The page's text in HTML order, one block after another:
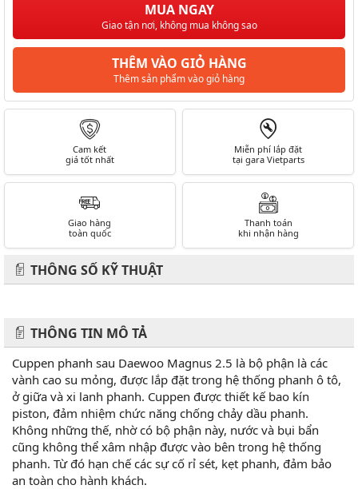
MUA NGAY
Giao tận nơi, không mua không sao
THÊM VÀO GIỎ HÀNG
Thêm sản phẩm vào giỏ hàng
Cam kết
giá tốt nhất
Miễn phí lắp đặt
tại gara Vietparts
Giao hàng
toàn quốc
Thanh toán
khi nhận hàng
THÔNG SỐ KỸ THUẬT
THÔNG TIN MÔ TẢ
Cuppen phanh sau Daewoo Magnus 2.5 là bộ phận là các
vành cao su mỏng, được lắp đặt trong hệ thống phanh ô tô,
ở giữa và xi lanh phanh. Cuppen được thiết kế bao kín
piston, đảm nhiệm chức năng chống chảy dầu phanh.
Không những thế, nhờ có bộ phận này, nước và bụi bẩn
cũng không thể xâm nhập được vào bên trong hệ thống
phanh. Từ đó hạn chế các sự cố rỉ sét, kẹt phanh, đảm bảo
an toàn cho hành khách.